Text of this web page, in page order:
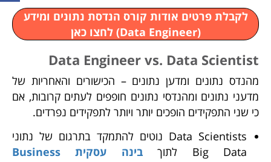
לקבלת פרטים אודות קורס הנדסת נתונים ומידע
(Data Engineer) לחצו כאן
Data Engineer vs. Data Scientist
מהנדס נתונים ומדען נתונים – הכישורים והאחריות של
מדעני נתונים ומהנדסי נתונים חופפים לעתים קרובות, אם
כי שני התפקידים הופכים יותר ויותר לתפקידים נפרדים.
Data Scientists נוטים להתמקד בתרגום של נתוני
Big Data לתוך
בינה עסקית Business